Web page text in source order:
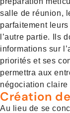
salle de réunion,
parfaitement
l’autre partie. Ils
informations sur
priorités et ses
permettra aux
négociation claire
Création
Au lieu de se